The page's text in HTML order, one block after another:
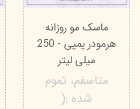
ماسک مو روزانه
هرمودر پمپی - 250
میلی لیتر
متاسفم، تموم
شده :(